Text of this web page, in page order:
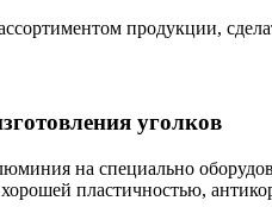
продукции,
уголков
на специально
пластичностью,